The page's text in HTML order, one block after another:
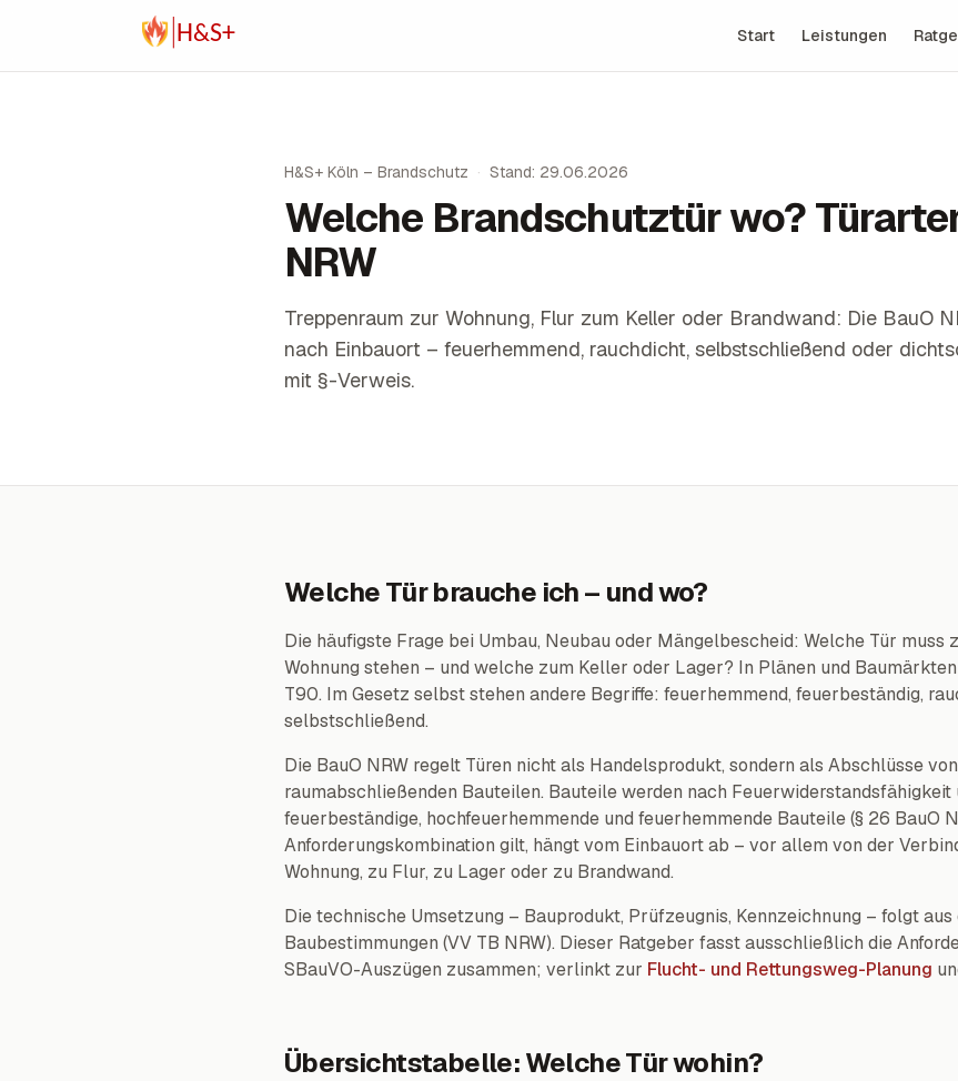
Zum Inhalt springen
Start Leistungen
H&S+ Köln – Brandschutz · Stand: 29.06.2026
Welche Brandschutztür wo?
NRW
Treppenraum zur Wohnung, Flur zum Keller oder Brandwand: Die BauO
nach Einbauort – feuerhemmend, rauchdicht, selbstschließend oder
mit §-Verweis.
Welche Tür brauche ich – und wo?
Die häufigste Frage bei Umbau, Neubau oder Mängelbescheid: Welche Tür muss
Wohnung stehen – und welche zum Keller oder Lager? In Plänen und
T90. Im Gesetz selbst stehen andere Begriffe: feuerhemmend, feuerbeständig,
selbstschließend.
Die BauO NRW regelt Türen nicht als Handelsprodukt, sondern als Abschlüsse
raumabschließenden Bauteilen. Bauteile werden nach Feuerwiderstandsfähigkeit
feuerbeständige, hochfeuerhemmende und feuerhemmende Bauteile (§ 26 BauO
Anforderungskombination gilt, hängt vom Einbauort ab – vor allem von der
Wohnung, zu Flur, zu Lager oder zu Brandwand.
Die technische Umsetzung – Bauprodukt, Prüfzeugnis, Kennzeichnung – folgt aus
Baubestimmungen (VV TB NRW). Dieser Ratgeber fasst ausschließlich die
SBauVO-Auszügen zusammen; verlinkt zur Flucht- und Rettungsweg-Planung
Übersichtstabelle: Welche Tür wohin?